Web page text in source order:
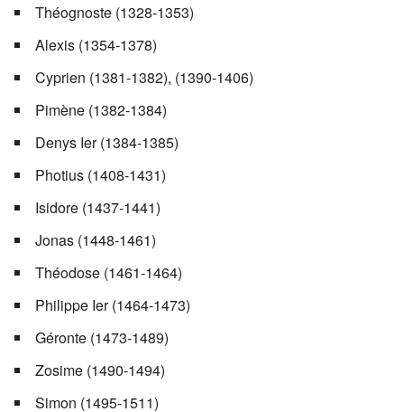
Théognoste (1328-1353)
Alexis (1354-1378)
Cyprien (1381-1382), (1390-1406)
Pimène (1382-1384)
Denys Ier (1384-1385)
Photius (1408-1431)
Isidore (1437-1441)
Jonas (1448-1461)
Théodose (1461-1464)
Philippe Ier (1464-1473)
Géronte (1473-1489)
Zosime (1490-1494)
Simon (1495-1511)